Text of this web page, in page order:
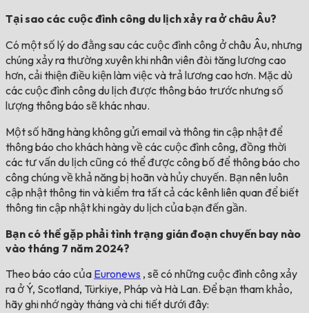
Tại sao các cuộc đình công du lịch xảy ra ở châu Âu?
Có một số lý do đằng sau các cuộc đình công ở châu Âu, nhưng
chúng xảy ra thường xuyên khi nhân viên đòi tăng lương cao
hơn, cải thiện điều kiện làm việc và trả lương cao hơn. Mặc dù
các cuộc đình công du lịch được thông báo trước nhưng số
lượng thông báo sẽ khác nhau.
Một số hãng hàng không gửi email và thông tin cập nhật để
thông báo cho khách hàng về các cuộc đình công, đồng thời
các tư vấn du lịch cũng có thể được công bố để thông báo cho
công chúng về khả năng bị hoãn và hủy chuyến. Bạn nên luôn
cập nhật thông tin và kiểm tra tất cả các kênh liên quan để biết
thông tin cập nhật khi ngày du lịch của bạn đến gần.
Bạn có thể gặp phải tình trạng gián đoạn chuyến bay nào
vào tháng 7 năm 2024?
Theo báo cáo của Euronews , sẽ có những cuộc đình công xảy
ra ở Ý, Scotland, Türkiye, Pháp và Hà Lan. Để bạn tham khảo,
hãy ghi nhớ ngày tháng và chi tiết dưới đây: